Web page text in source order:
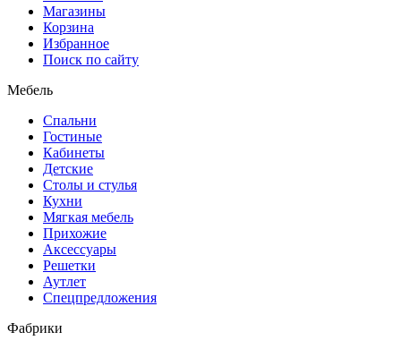
Магазины
Корзина
Избранное
Поиск по сайту
Мебель
Спальни
Гостиные
Кабинеты
Детские
Столы и стулья
Кухни
Мягкая мебель
Прихожие
Аксессуары
Решетки
Аутлет
Спецпредложения
Фабрики